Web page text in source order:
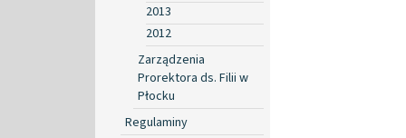
2013
2012
Zarządzenia
Prorektora ds. Filii w
Płocku
Regulaminy